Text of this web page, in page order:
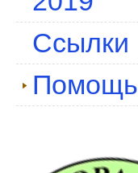
Ссылки
Помощь